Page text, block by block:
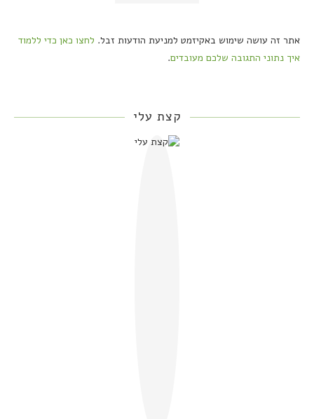
אתר זה עושה שימוש באקיזמט למניעת הודעות זבל. לחצו כאן כדי ללמוד
איך נתוני התגובה שלכם מעובדים.
קצת עלי